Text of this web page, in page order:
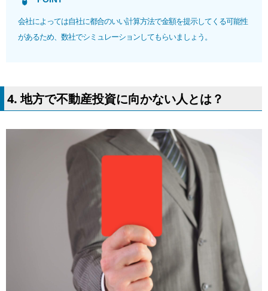
会社によっては自社に都合のいい計算方法で金額を提示してくる可能性
があるため、数社でシミュレーションしてもらいましょう。
4. 地方で不動産投資に向かない人とは？